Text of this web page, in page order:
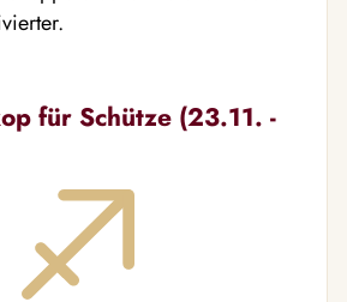
für Schütze (23.11. -